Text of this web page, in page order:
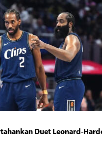
Duet Leonard-